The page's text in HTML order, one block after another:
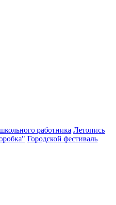
работника Летопись
Городской фестиваль